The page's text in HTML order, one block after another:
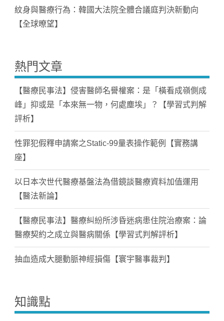
紋身與醫療行為：韓國大法院全體合議庭判決新動向
【全球暸望】
熱門文章
【醫療民事法】侵害醫師名譽權案：是「橫看成嶺側成
峰」抑或是「本來無一物，何處塵埃」？【學習式判解
評析】
性罪犯假釋申請案之Static-99量表操作範例【實務講
座】
以日本次世代醫療基盤法為借鏡談醫療資料加值運用
【醫法新論】
【醫療民事法】醫療糾紛所涉昏迷病患住院治療案：論
醫療契約之成立與醫病關係【學習式判解評析】
抽血造成大腿動脈神經損傷【寰宇醫事裁判】
知識點